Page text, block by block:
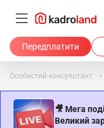
Передплатити
Особистий консультант
🎥 Мега
Великий